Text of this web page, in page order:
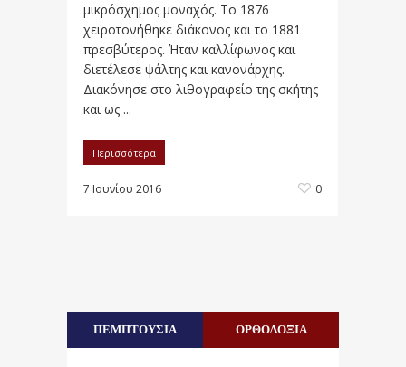
μικρόσχημος μοναχός. Το 1876
χειροτονήθηκε διάκονος και το 1881
πρεσβύτερος. Ήταν καλλίφωνος και
διετέλεσε ψάλτης και κανονάρχης.
Διακόνησε στο λιθογραφείο της σκήτης
και ως ...
Περισσότερα
7 Ιουνίου 2016 0
ΠΕΜΠΤΟΥΣΙΑ ΟΡΘΟΔΟΞΙΑ